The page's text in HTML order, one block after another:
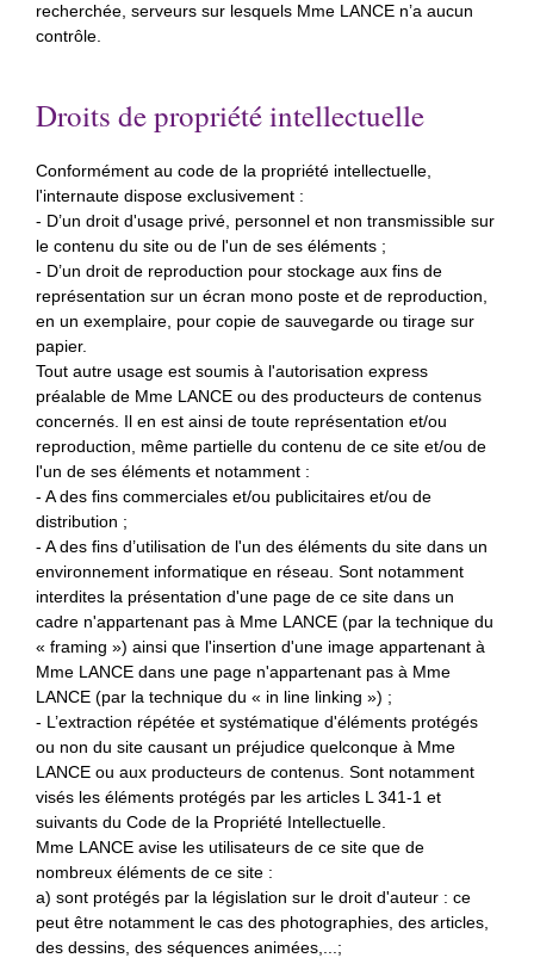
recherchée, serveurs sur lesquels Mme LANCE n’a aucun
contrôle.
Droits de propriété intellectuelle
Conformément au code de la propriété intellectuelle,
l'internaute dispose exclusivement :
- D’un droit d'usage privé, personnel et non transmissible sur
le contenu du site ou de l'un de ses éléments ;
- D’un droit de reproduction pour stockage aux fins de
représentation sur un écran mono poste et de reproduction,
en un exemplaire, pour copie de sauvegarde ou tirage sur
papier.
Tout autre usage est soumis à l'autorisation express
préalable de Mme LANCE ou des producteurs de contenus
concernés. Il en est ainsi de toute représentation et/ou
reproduction, même partielle du contenu de ce site et/ou de
l'un de ses éléments et notamment :
- A des fins commerciales et/ou publicitaires et/ou de
distribution ;
- A des fins d’utilisation de l'un des éléments du site dans un
environnement informatique en réseau. Sont notamment
interdites la présentation d'une page de ce site dans un
cadre n'appartenant pas à Mme LANCE (par la technique du
« framing ») ainsi que l'insertion d'une image appartenant à
Mme LANCE dans une page n'appartenant pas à Mme
LANCE (par la technique du « in line linking ») ;
- L’extraction répétée et systématique d'éléments protégés
ou non du site causant un préjudice quelconque à Mme
LANCE ou aux producteurs de contenus. Sont notamment
visés les éléments protégés par les articles L 341-1 et
suivants du Code de la Propriété Intellectuelle.
Mme LANCE avise les utilisateurs de ce site que de
nombreux éléments de ce site :
a) sont protégés par la législation sur le droit d'auteur : ce
peut être notamment le cas des photographies, des articles,
des dessins, des séquences animées,...;